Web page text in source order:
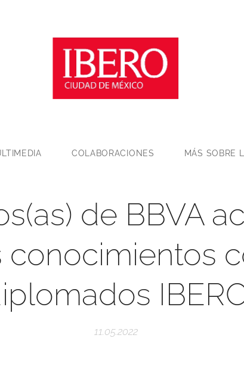
COLABORACIONES MÁS SOBRE
de BBVA
conocimientos
11.05.2022